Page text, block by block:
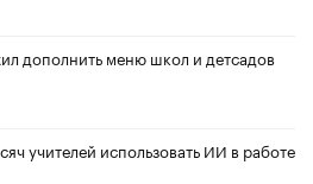
дополнить меню школ и детсадов
учителей использовать ИИ в работе